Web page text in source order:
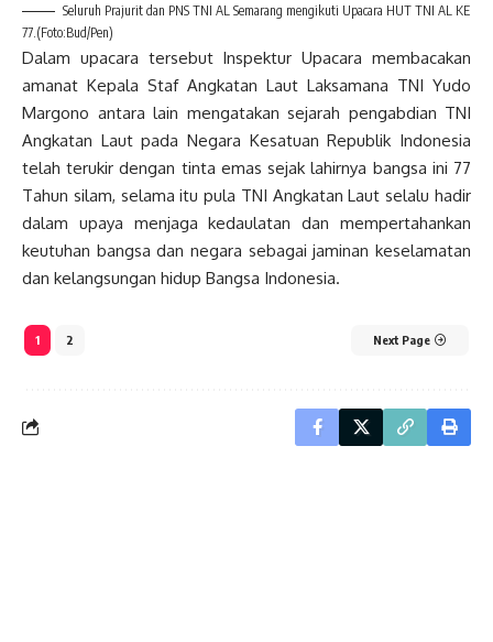
Seluruh Prajurit dan PNS TNI AL Semarang mengikuti Upacara HUT TNI AL KE
77.(Foto:Bud/Pen)
Dalam upacara tersebut Inspektur Upacara membacakan
amanat Kepala Staf Angkatan Laut Laksamana TNI Yudo
Margono antara lain mengatakan sejarah pengabdian TNI
Angkatan Laut pada Negara Kesatuan Republik Indonesia
telah terukir dengan tinta emas sejak lahirnya bangsa ini 77
Tahun silam, selama itu pula TNI Angkatan Laut selalu hadir
dalam upaya menjaga kedaulatan dan mempertahankan
keutuhan bangsa dan negara sebagai jaminan keselamatan
dan kelangsungan hidup Bangsa Indonesia.
1 2 Next Page